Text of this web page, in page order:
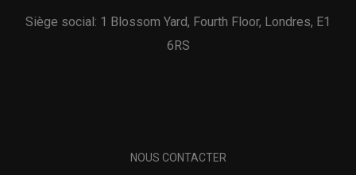
Siège social: 1 Blossom Yard, Fourth Floor, Londres, E1
6RS
NOUS CONTACTER